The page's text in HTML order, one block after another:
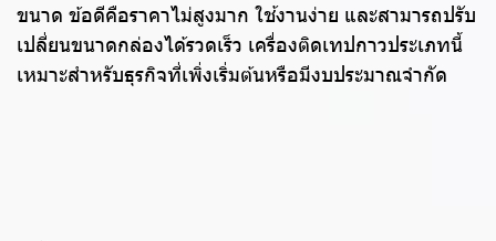
ขนาด ข้อดีคือราคาไม่สูงมาก ใช้งานง่าย และสามารถปรับ
เปลี่ยนขนาดกล่องได้รวดเร็ว เครื่องติดเทปกาวประเภทนี้
เหมาะสำหรับธุรกิจที่เพิ่งเริ่มต้นหรือมีงบประมาณจำกัด